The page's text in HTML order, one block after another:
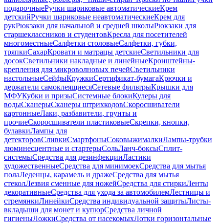
подарочныеРучки шариковые автоматическиеКрем
детскийРучки шариковые неавтоматическиеКрем для
рукРюкзаки для начальной и средней школыРюкзаки для
старшеклассников и студентовКресла для посетителей
многоместныеСалфетки столовыеСалфетки, губки,
тряпкиСахарКровати и матрацы детскиеСветильники для
досокСветильники накладные и линейныеКронштейны-
крепления для микроволновых печейСветильники
настольныеСейфыКружкиСертификат-бумагаКрючки и
держатели самоклеящиесяСетевые фильтрыКрышки для
МФУКубки и призыСистемные блокиКулеры для
водыСканерыСканеры штрихкодовСкоросшиватели
картонныеЛаки, разбавители, грунты и
прочиеСкоросшиватели пластиковыеСкрепки, кнопки,
булавкиЛампы для
детекторовСливкиСмартфоныСоковыжималкиЛампы-трубки
люминесцентные и стартерыСольЛанч-боксыСплит-
системыСредства для дезинфекцииЛастики
художественныеСредства для минимоекСредства для мытья
полаЛеденцы, карамель и дражеСредства для мытья
стеколЛезвия сменные для ножейСредства для стиркиЛенты
декоративныеСредства для ухода за автомобилемЛестницы и
стремянкиЛинейкиСредства индивидуальной защитыЛисты-
вкладыши для монет и купюрСредства личной
гигиеныЛожкиСредства от насекомыхЛотки горизонтальные